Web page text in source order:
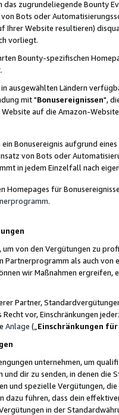
zugrundeliegende Bounty
Bots oder
Ihrer Website resultieren)
vorliegt.
Bounty-spezifischen
ausgewählten Ländern
mit "Bonusereignissen",
auf die Amazon-
Bonusereignis aufgrund
von Bots oder
in jedem Einzelfall nach
Homepages für
.
von den Vergütungen zu
Partnerprogramm als auch
wir Maßnahmen
Partner,
vor, Einschränkungen
Anlage („ Einschränkungen
unternehmen, um
dir zu senden, in denen
und spezielle Vergütungen,
dazu führen, dass dein
in der